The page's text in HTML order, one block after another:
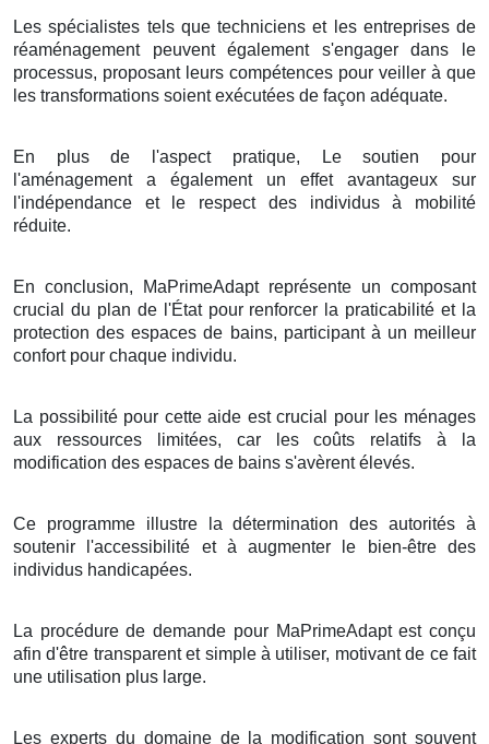
Les spécialistes tels que techniciens et les entreprises de
réaménagement peuvent également s'engager dans le
processus, proposant leurs compétences pour veiller à que
les transformations soient exécutées de façon adéquate.
En plus de l'aspect pratique, Le soutien pour
l'aménagement a également un effet avantageux sur
l'indépendance et le respect des individus à mobilité
réduite.
En conclusion, MaPrimeAdapt représente un composant
crucial du plan de l'État pour renforcer la praticabilité et la
protection des espaces de bains, participant à un meilleur
confort pour chaque individu.
La possibilité pour cette aide est crucial pour les ménages
aux ressources limitées, car les coûts relatifs à la
modification des espaces de bains s'avèrent élevés.
Ce programme illustre la détermination des autorités à
soutenir l'accessibilité et à augmenter le bien-être des
individus handicapées.
La procédure de demande pour MaPrimeAdapt est conçu
afin d'être transparent et simple à utiliser, motivant de ce fait
une utilisation plus large.
Les experts du domaine de la modification sont souvent